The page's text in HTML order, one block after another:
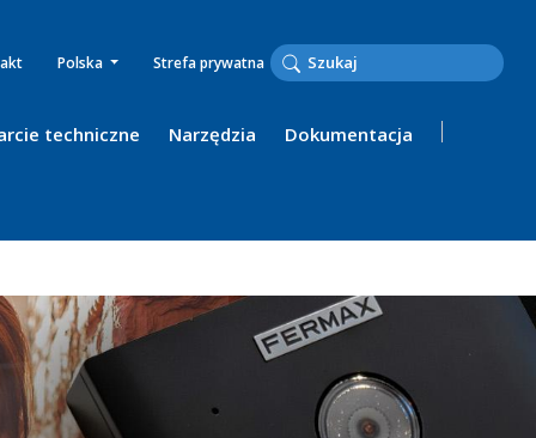
Polska Strefa prywatna
techniczne Narzędzia Dokumentacja